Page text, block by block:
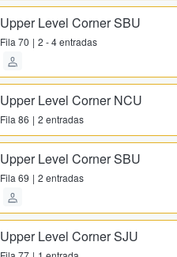
Upper Level Corner SBU
Fila 70 2 - 4 entradas
Upper Level Corner NCU
Fila 86 2 entradas
Upper Level Corner SBU
Fila 69 2 entradas
Upper Level Corner SJU